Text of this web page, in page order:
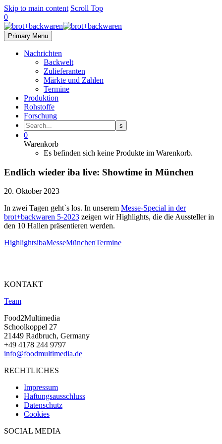
Skip to main content Scroll Top
0
Primary Menu
Nachrichten
Backwelt
Zulieferanten
Märkte und Zahlen
Termine
Produktion
Rohstoffe
Forschung
0
Warenkorb
Es befinden sich keine Produkte im Warenkorb.
Endlich wieder iba live: Showtime in München
20. Oktober 2023
In zwei Tagen geht`s los. In unserem Messe-Special in der
brot+backwaren 5-2023 zeigen wir Highlights, die die Aussteller in
den 10 Hallen präsentieren werden.
HighlightsibaMesseMünchenTermine
KONTAKT
Team
Food2Multimedia
Schoolkoppel 27
21449 Radbruch, Germany
+49 4178 244 9797
info@foodmultimedia.de
RECHTLICHES
Impressum
Haftungsausschluss
Datenschutz
Cookies
SOCIAL MEDIA